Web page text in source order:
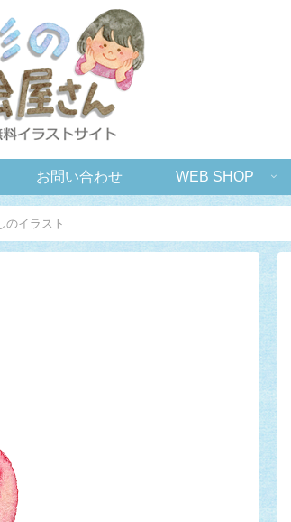
お問い合わせ WEB SHOP
のイラスト